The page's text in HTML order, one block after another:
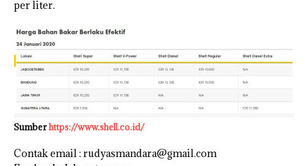
per liter.
Sumberhttps://www.shell.co.id/
Contak email : rudyasmandara@gmail.com